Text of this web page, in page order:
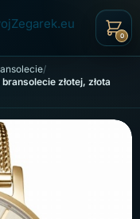
0
złotej, złota